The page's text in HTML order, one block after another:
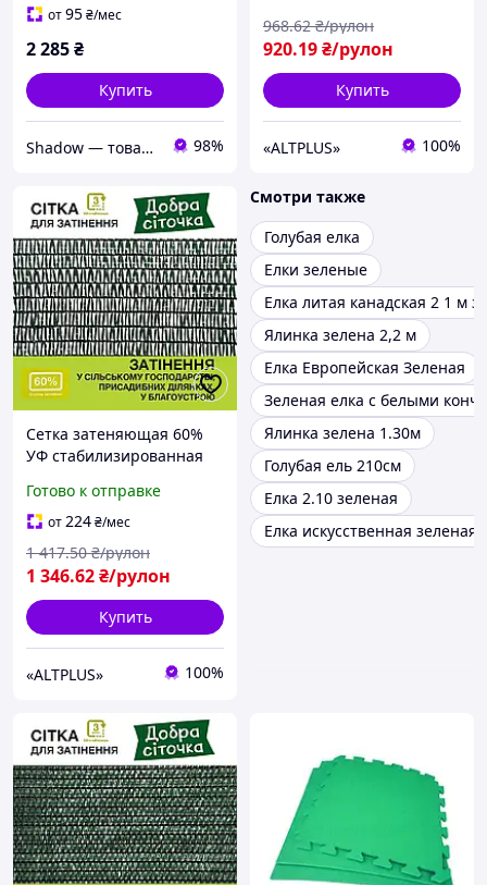
от95₴/мес
2 285₴
Купить
Shadow — товары для сельского хозяйства и домашнего обихода 98%
920.19₴/рулон
968.62 ₴/рулон
Купить
«ALTPLUS» 100%
Сетка затеняющая 60%
УФ стабилизированная
для растений
Готово к отправке
от224₴/мес
1 346.62₴/рулон
1 417.50 ₴/рулон
Купить
«ALTPLUS» 100%
Смотри также
Голубая елка
Елки зеленые
Елка литая канадская 2 1 м
Ялинка зелена 2,2 м
Елка Европейская Зеленая
Зеленая елка с белыми
Ялинка зелена 1.30м
Голубая ель 210см
Елка 2.10 зеленая
Елка искусственная зеленая